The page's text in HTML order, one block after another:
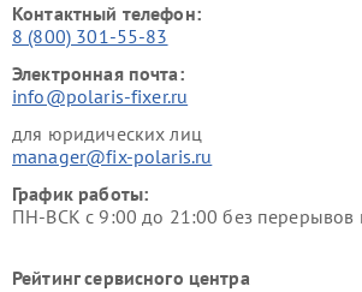
Контактный телефон:
8 (800) 301-55-83
Электронная почта:
info@polaris-fixer.ru
для юридических лиц
manager@fix-polaris.ru
График работы:
ПН-ВСК с 9:00 до 21:00 без
Рейтинг сервисного центра